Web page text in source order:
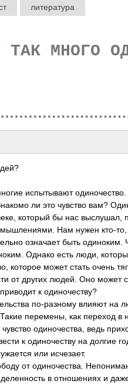
литература
ТАК МНОГО
испытывают одиночество.
ли это чувство вам?
который бы нас
Нам нужен кто-
означает быть
Однако есть люди,
которое может стать очень
от других людей. Оно
к одиночеству?
по-разному влияют на
перемены, как переход
чувство одиночества, ведь
к одиночеству на долгие
или исчезает.
от одиночества.
в отношениях и